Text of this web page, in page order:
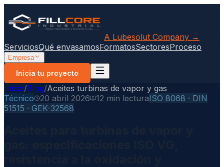
A Lubesolut Company →
ServiciosQué envasamosFormatosSectoresProceso
Empresa
Inicia tu proyecto
Inicio/Blog/Aceites turbinas de vapor y gas
Técnico
20 abril 2026 12 min lecturaISO 8068 · DIN
51515 · GEK-32568